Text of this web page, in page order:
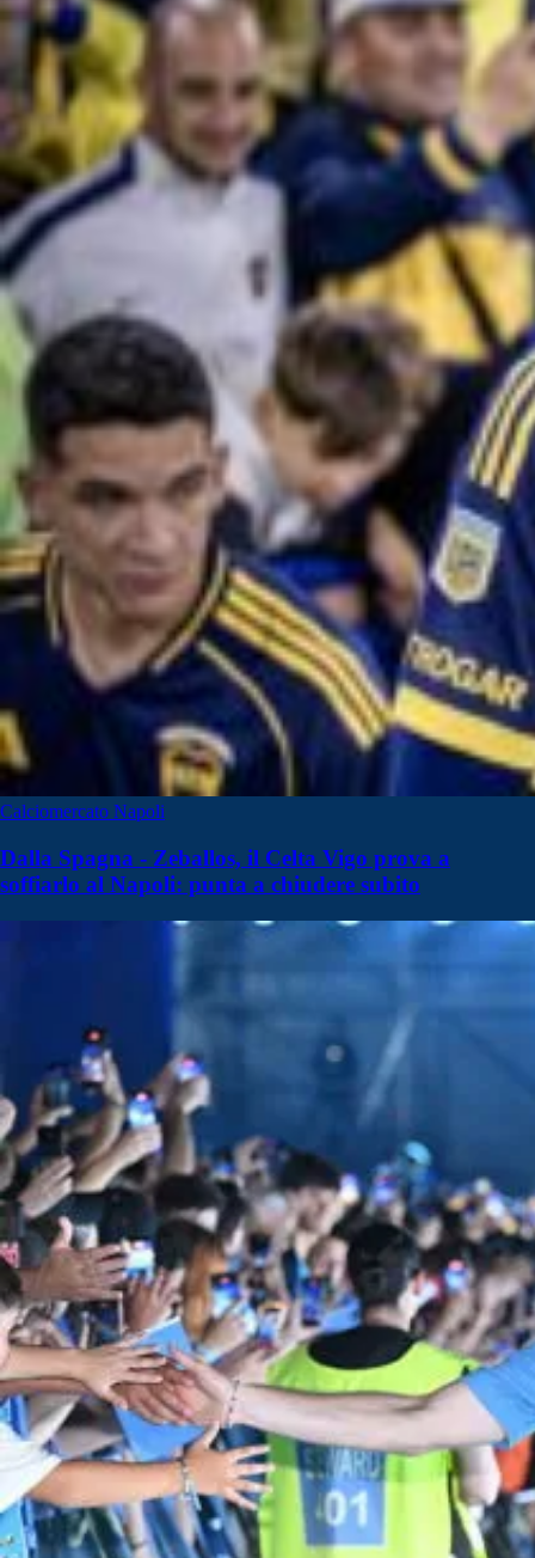
Calciomercato Napoli
Dalla Spagna - Zeballos, il Celta Vigo prova a
soffiarlo al Napoli: punta a chiudere subito